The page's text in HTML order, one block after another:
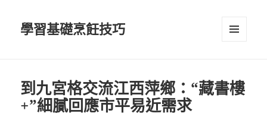
學習基礎烹飪技巧
到九宮格交流江西萍鄉：“藏書樓
+”細膩回應市平易近需求